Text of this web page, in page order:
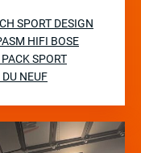
SPORT DESIGN
HIFI BOSE
SPORT
NEUF